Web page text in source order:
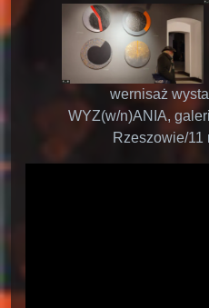
wernisaż
WYZ(w/n)ANIA,
Rzeszowie/11